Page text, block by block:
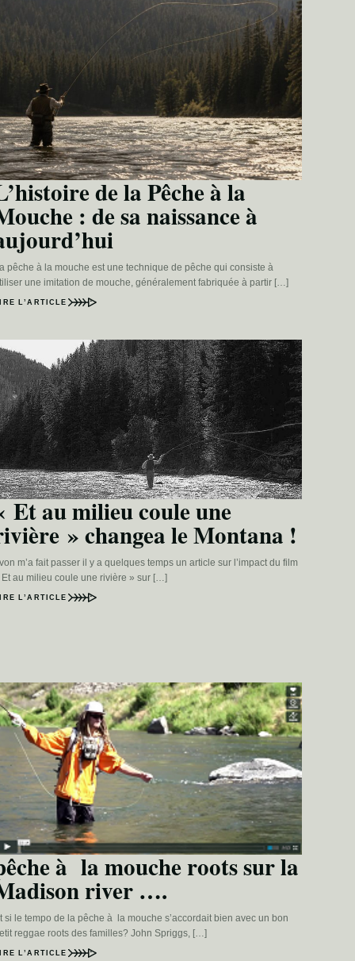
de la Pêche à la
: de sa naissance à
pêche à la mouche est une technique de pêche qui consiste à
une imitation de mouche, généralement fabriquée à partir […]
L’ARTICLE
Et au milieu coule une
» changea le Montana !
m’a fait passer il y a quelques temps un article sur l’impact du film
Et au milieu coule une rivière » sur […]
L’ARTICLE
à la mouche roots sur la
river ….
si le tempo de la pêche à la mouche s’accordait bien avec un bon
reggae roots des familles? John Spriggs, […]
L’ARTICLE